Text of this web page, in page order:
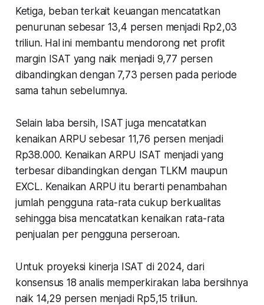
Ketiga, beban terkait keuangan mencatatkan
penurunan sebesar 13,4 persen menjadi Rp2,03
triliun. Hal ini membantu mendorong net profit
margin ISAT yang naik menjadi 9,77 persen
dibandingkan dengan 7,73 persen pada periode
sama tahun sebelumnya.
Selain laba bersih, ISAT juga mencatatkan
kenaikan ARPU sebesar 11,76 persen menjadi
Rp38.000. Kenaikan ARPU ISAT menjadi yang
terbesar dibandingkan dengan TLKM maupun
EXCL. Kenaikan ARPU itu berarti penambahan
jumlah pengguna rata-rata cukup berkualitas
sehingga bisa mencatatkan kenaikan rata-rata
penjualan per pengguna perseroan.
Untuk proyeksi kinerja ISAT di 2024, dari
konsensus 18 analis memperkirakan laba bersihnya
naik 14,29 persen menjadi Rp5,15 triliun.